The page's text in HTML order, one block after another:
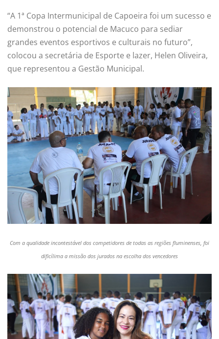
“A 1ª Copa Intermunicipal de Capoeira foi um sucesso e
demonstrou o potencial de Macuco para sediar
grandes eventos esportivos e culturais no futuro”,
colocou a secretária de Esporte e lazer, Helen Oliveira,
que representou a Gestão Municipal.
Com a qualidade incontestável dos competidores de todas as regiões fluminenses, foi
dificílima a missão dos jurados na escolha dos vencedores